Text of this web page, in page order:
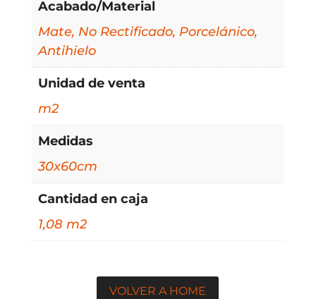
Acabado/Material
Mate, No Rectificado, Porcelánico,
Antihielo
Unidad de venta
m2
Medidas
30x60cm
Cantidad en caja
1,08 m2
VOLVER A HOME